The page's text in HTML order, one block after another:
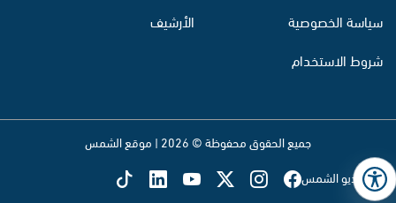
سياسة الخصوصية
شروط الاستخدام
الأرشيف
جميع الحقوق محفوظة © 2026 | موقع الشمس
تابع راديو الشمس